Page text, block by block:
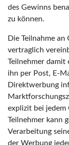
des Gewinns
zu können.
Die Teilnahme
vertraglich
Teilnehmer damit
ihn per Post, E-
Direktwerbung
explizit bei jedem
Teilnehmer kann
Verarbeitung
der Werbung